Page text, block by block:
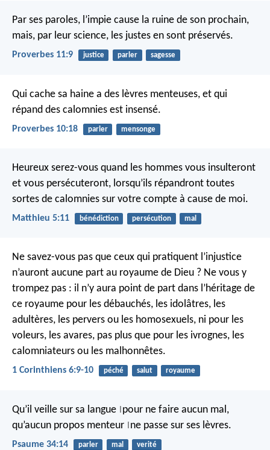
Par ses paroles, l’impie cause la ruine de son prochain,
mais, par leur science, les justes en sont préservés.
Proverbes 11:9 justice parler sagesse
Qui cache sa haine a des lèvres menteuses, et qui
répand des calomnies est insensé.
Proverbes 10:18 parler mensonge
Heureux serez-vous quand les hommes vous insulteront
et vous persécuteront, lorsqu’ils répandront toutes
sortes de calomnies sur votre compte à cause de moi.
Matthieu 5:11 bénédiction persécution mal
Ne savez-vous pas que ceux qui pratiquent l’injustice
n’auront aucune part au royaume de Dieu ? Ne vous y
trompez pas : il n’y aura point de part dans l’héritage de
ce royaume pour les débauchés, les idolâtres, les
adultères, les pervers ou les homosexuels, ni pour les
voleurs, les avares, pas plus que pour les ivrognes, les
calomniateurs ou les malhonnêtes.
1 Corinthiens 6:9-10 péché salut royaume
Qu’il veille sur sa langue pour ne faire aucun mal,
qu’aucun propos menteur ne passe sur ses lèvres.
Psaume 34:14 parler mal verité